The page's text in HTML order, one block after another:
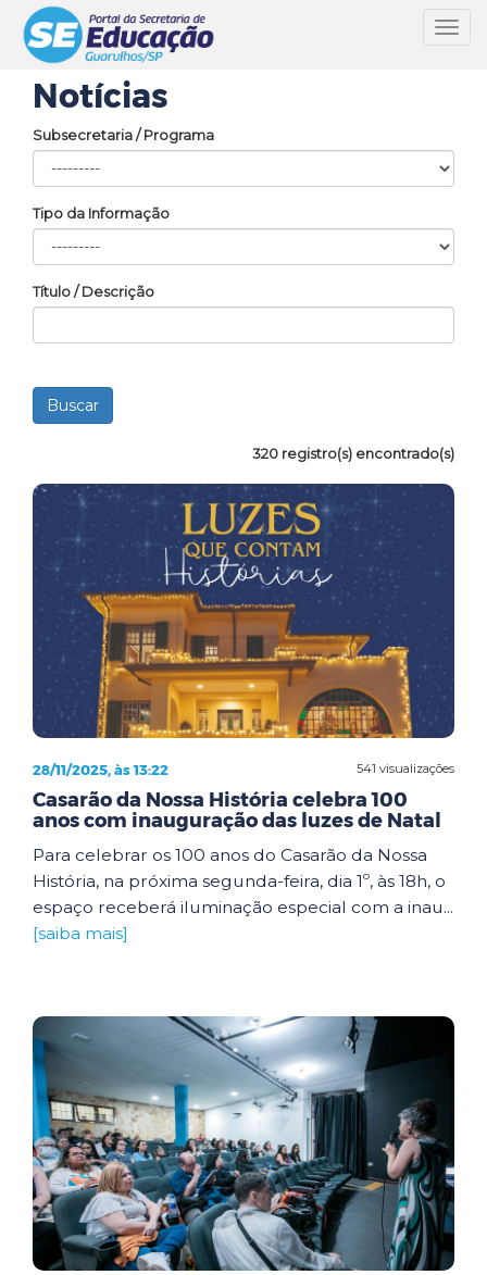
Notícias
Subsecretaria / Programa
Tipo da Informação
Título / Descrição
320 registro(s) encontrado(s)
541 visualizações
28/11/2025, às 13:22
Casarão da Nossa História celebra 100
anos com inauguração das luzes de Natal
Para celebrar os 100 anos do Casarão da Nossa
História, na próxima segunda-feira, dia 1º, às 18h, o
espaço receberá iluminação especial com a inau...
[saiba mais]